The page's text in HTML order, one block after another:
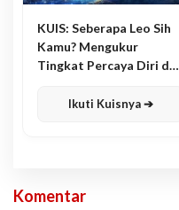
KUIS: Seberapa Leo Sih
Kamu? Mengukur
Tingkat Percaya Diri dan
Ikuti Kuisnya ➔
Komentar